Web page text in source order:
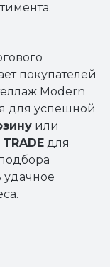
покупателей
Modern
для успешной
или
для
удачное